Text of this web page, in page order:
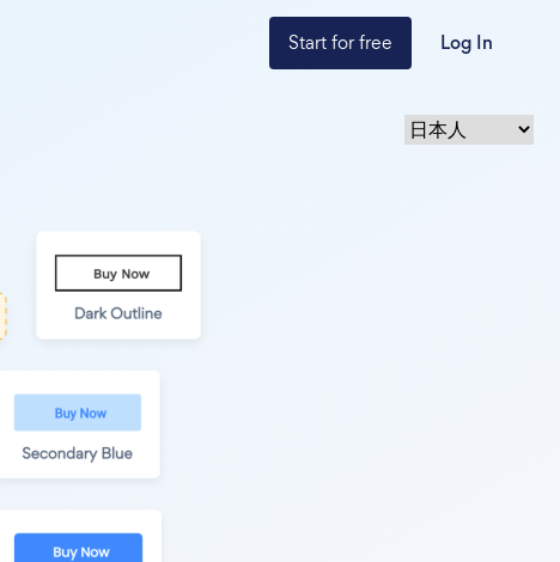
Start for free Log In